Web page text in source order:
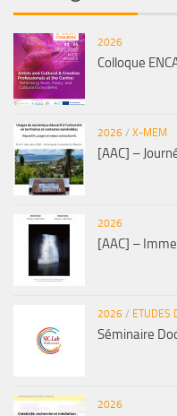
2026
Colloque
2026 / X-MEM
[AAC] –
2026
[AAC] –
2026 / ETUDES
Séminaire
2026